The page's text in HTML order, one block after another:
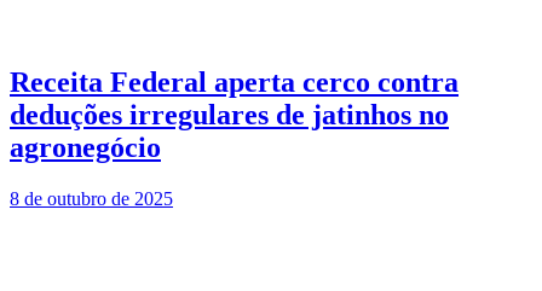
Receita Federal aperta cerco contra
deduções irregulares de jatinhos no
agronegócio
8 de outubro de 2025